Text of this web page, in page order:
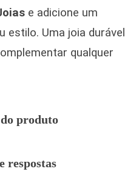
e adicione um
estilo. Uma joia durável
qualquer
produto
respostas